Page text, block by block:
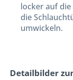
locker auf
die
umwickeln.
Detailbilder